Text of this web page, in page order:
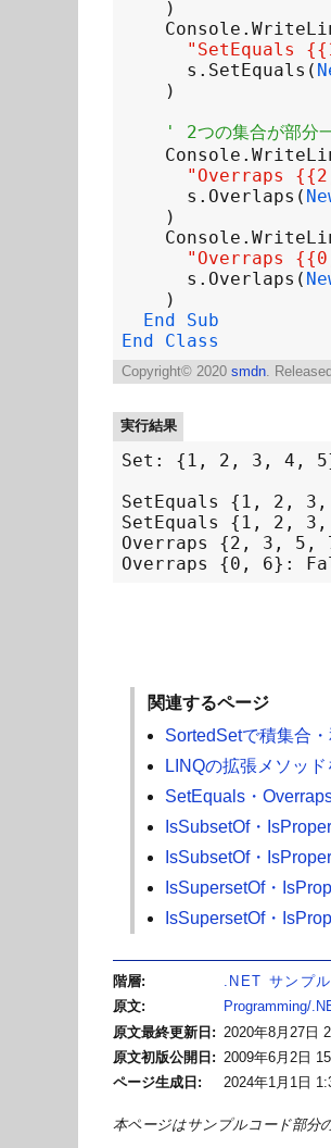
Console .
"SetEquals
s . SetEquals (
' 2つの集合が部分
Console .
"Overraps
s . Overlaps (
Console .
"Overraps
s . Overlaps (
End
Sub
End
Class
Copyright© 2020 smdn.
実行結果
Set: {1, 2, 3, 4,
SetEquals {1, 2,
SetEquals {1, 2,
Overraps {2, 3, 5,
関連するページ
SortedSetで積集合
LINQの拡張メソッ
SetEquals・
IsSubsetOf・
IsSubsetOf・
IsSupersetOf・
IsSupersetOf・
階層 .NET サンプ
原文
Programming/
原文最終更新日
2020年8月27日
原文初版公開日
2009年6月2日
ページ生成日
2024年1月1日
本ページはサンプルコード部